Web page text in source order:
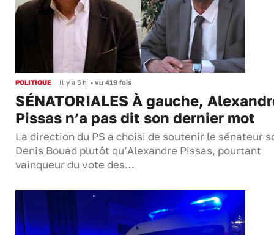
POLITIQUE Il y a 5 h • vu 419 fois
SÉNATORIALES À gauche,
Pissas n’a pas dit son dernier mot
La direction du PS a choisi de soutenir le sénateur
Denis Bouad plutôt qu’Alexandre Pissas, pourtant
vainqueur du vote des…